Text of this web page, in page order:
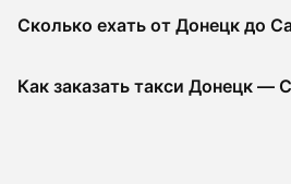
Сколько ехать от Донецк до
Как заказать такси Донецк —